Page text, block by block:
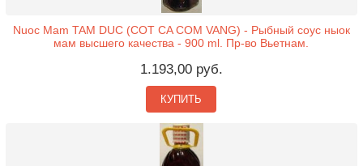
Nuoc Mam TAM DUC (COT CA COM VANG) - Рыбный соус ныок
мам высшего качества - 900 ml. Пр-во Вьетнам.
1.193,00 руб.
КУПИТЬ